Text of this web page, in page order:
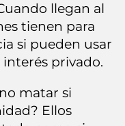
llegan al
tienen para
si pueden usar
privado.
matar si
Ellos